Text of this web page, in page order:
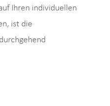
Ihren individuellen
ist die